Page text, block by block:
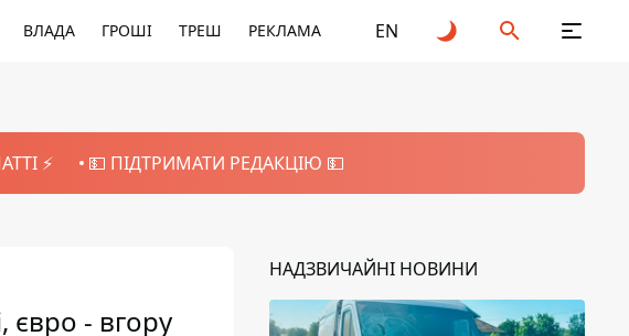
ВЛАДА ГРОШІ ТРЕШ РЕКЛАМА EN
⚡️ 💵 ПІДТРИМАТИ РЕДАКЦІЮ 💵
євро - вгору
НАДЗВИЧАЙНІ НОВИНИ